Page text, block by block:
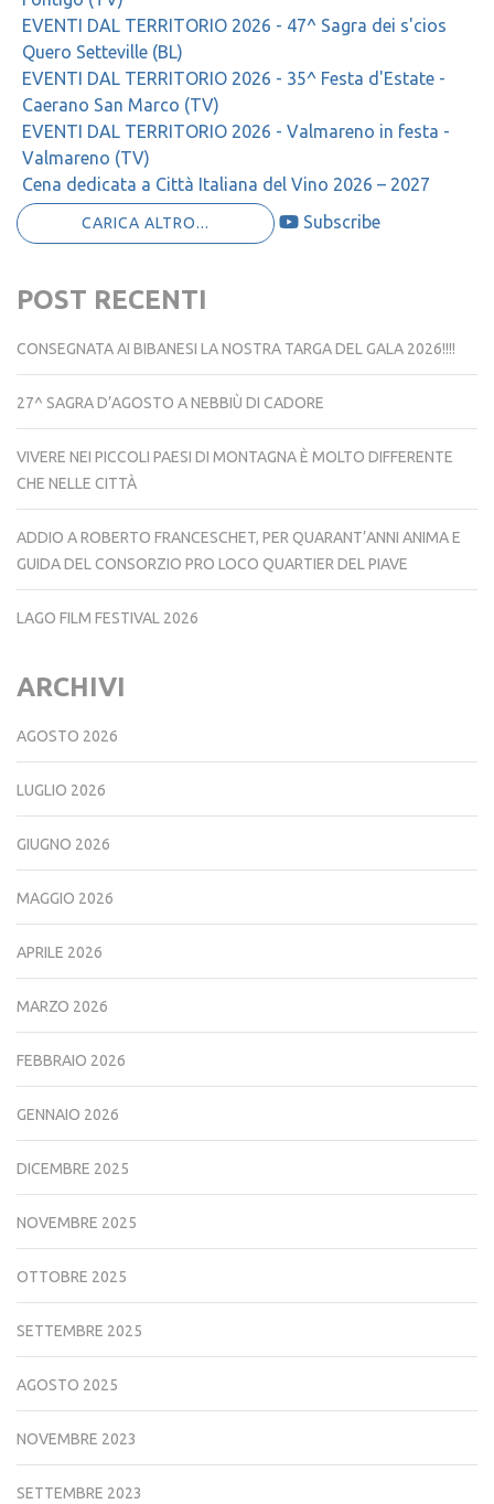
EVENTI DAL TERRITORIO 2026 - 47^ Sagra dei s'cios
Quero Setteville (BL)
EVENTI DAL TERRITORIO 2026 - 35^ Festa d'Estate -
Caerano San Marco (TV)
EVENTI DAL TERRITORIO 2026 - Valmareno in festa -
Valmareno (TV)
Cena dedicata a Città Italiana del Vino 2026 – 2027
CARICA ALTRO... Subscribe
POST RECENTI
CONSEGNATA AI BIBANESI LA NOSTRA TARGA DEL GALA 2026!!!!
27^ SAGRA D’AGOSTO A NEBBIÙ DI CADORE
VIVERE NEI PICCOLI PAESI DI MONTAGNA È MOLTO DIFFERENTE
CHE NELLE CITTÀ
ADDIO A ROBERTO FRANCESCHET, PER QUARANT’ANNI ANIMA E
GUIDA DEL CONSORZIO PRO LOCO QUARTIER DEL PIAVE
LAGO FILM FESTIVAL 2026
ARCHIVI
AGOSTO 2026
LUGLIO 2026
GIUGNO 2026
MAGGIO 2026
APRILE 2026
MARZO 2026
FEBBRAIO 2026
GENNAIO 2026
DICEMBRE 2025
NOVEMBRE 2025
OTTOBRE 2025
SETTEMBRE 2025
AGOSTO 2025
NOVEMBRE 2023
SETTEMBRE 2023